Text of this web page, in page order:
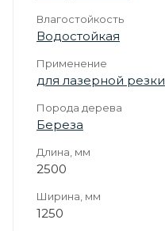
Влагостойкость
Водостойкая
Применение
для лазерной резки
Порода дерева
Береза
Длина, мм
2500
Ширина, мм
1250